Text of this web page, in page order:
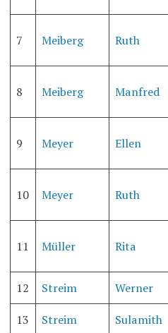
7 Meiberg Ruth
8 Meiberg Manfred
9 Meyer Ellen
10 Meyer Ruth
11 Müller Rita
12 Streim Werner
13 Streim Sulamith